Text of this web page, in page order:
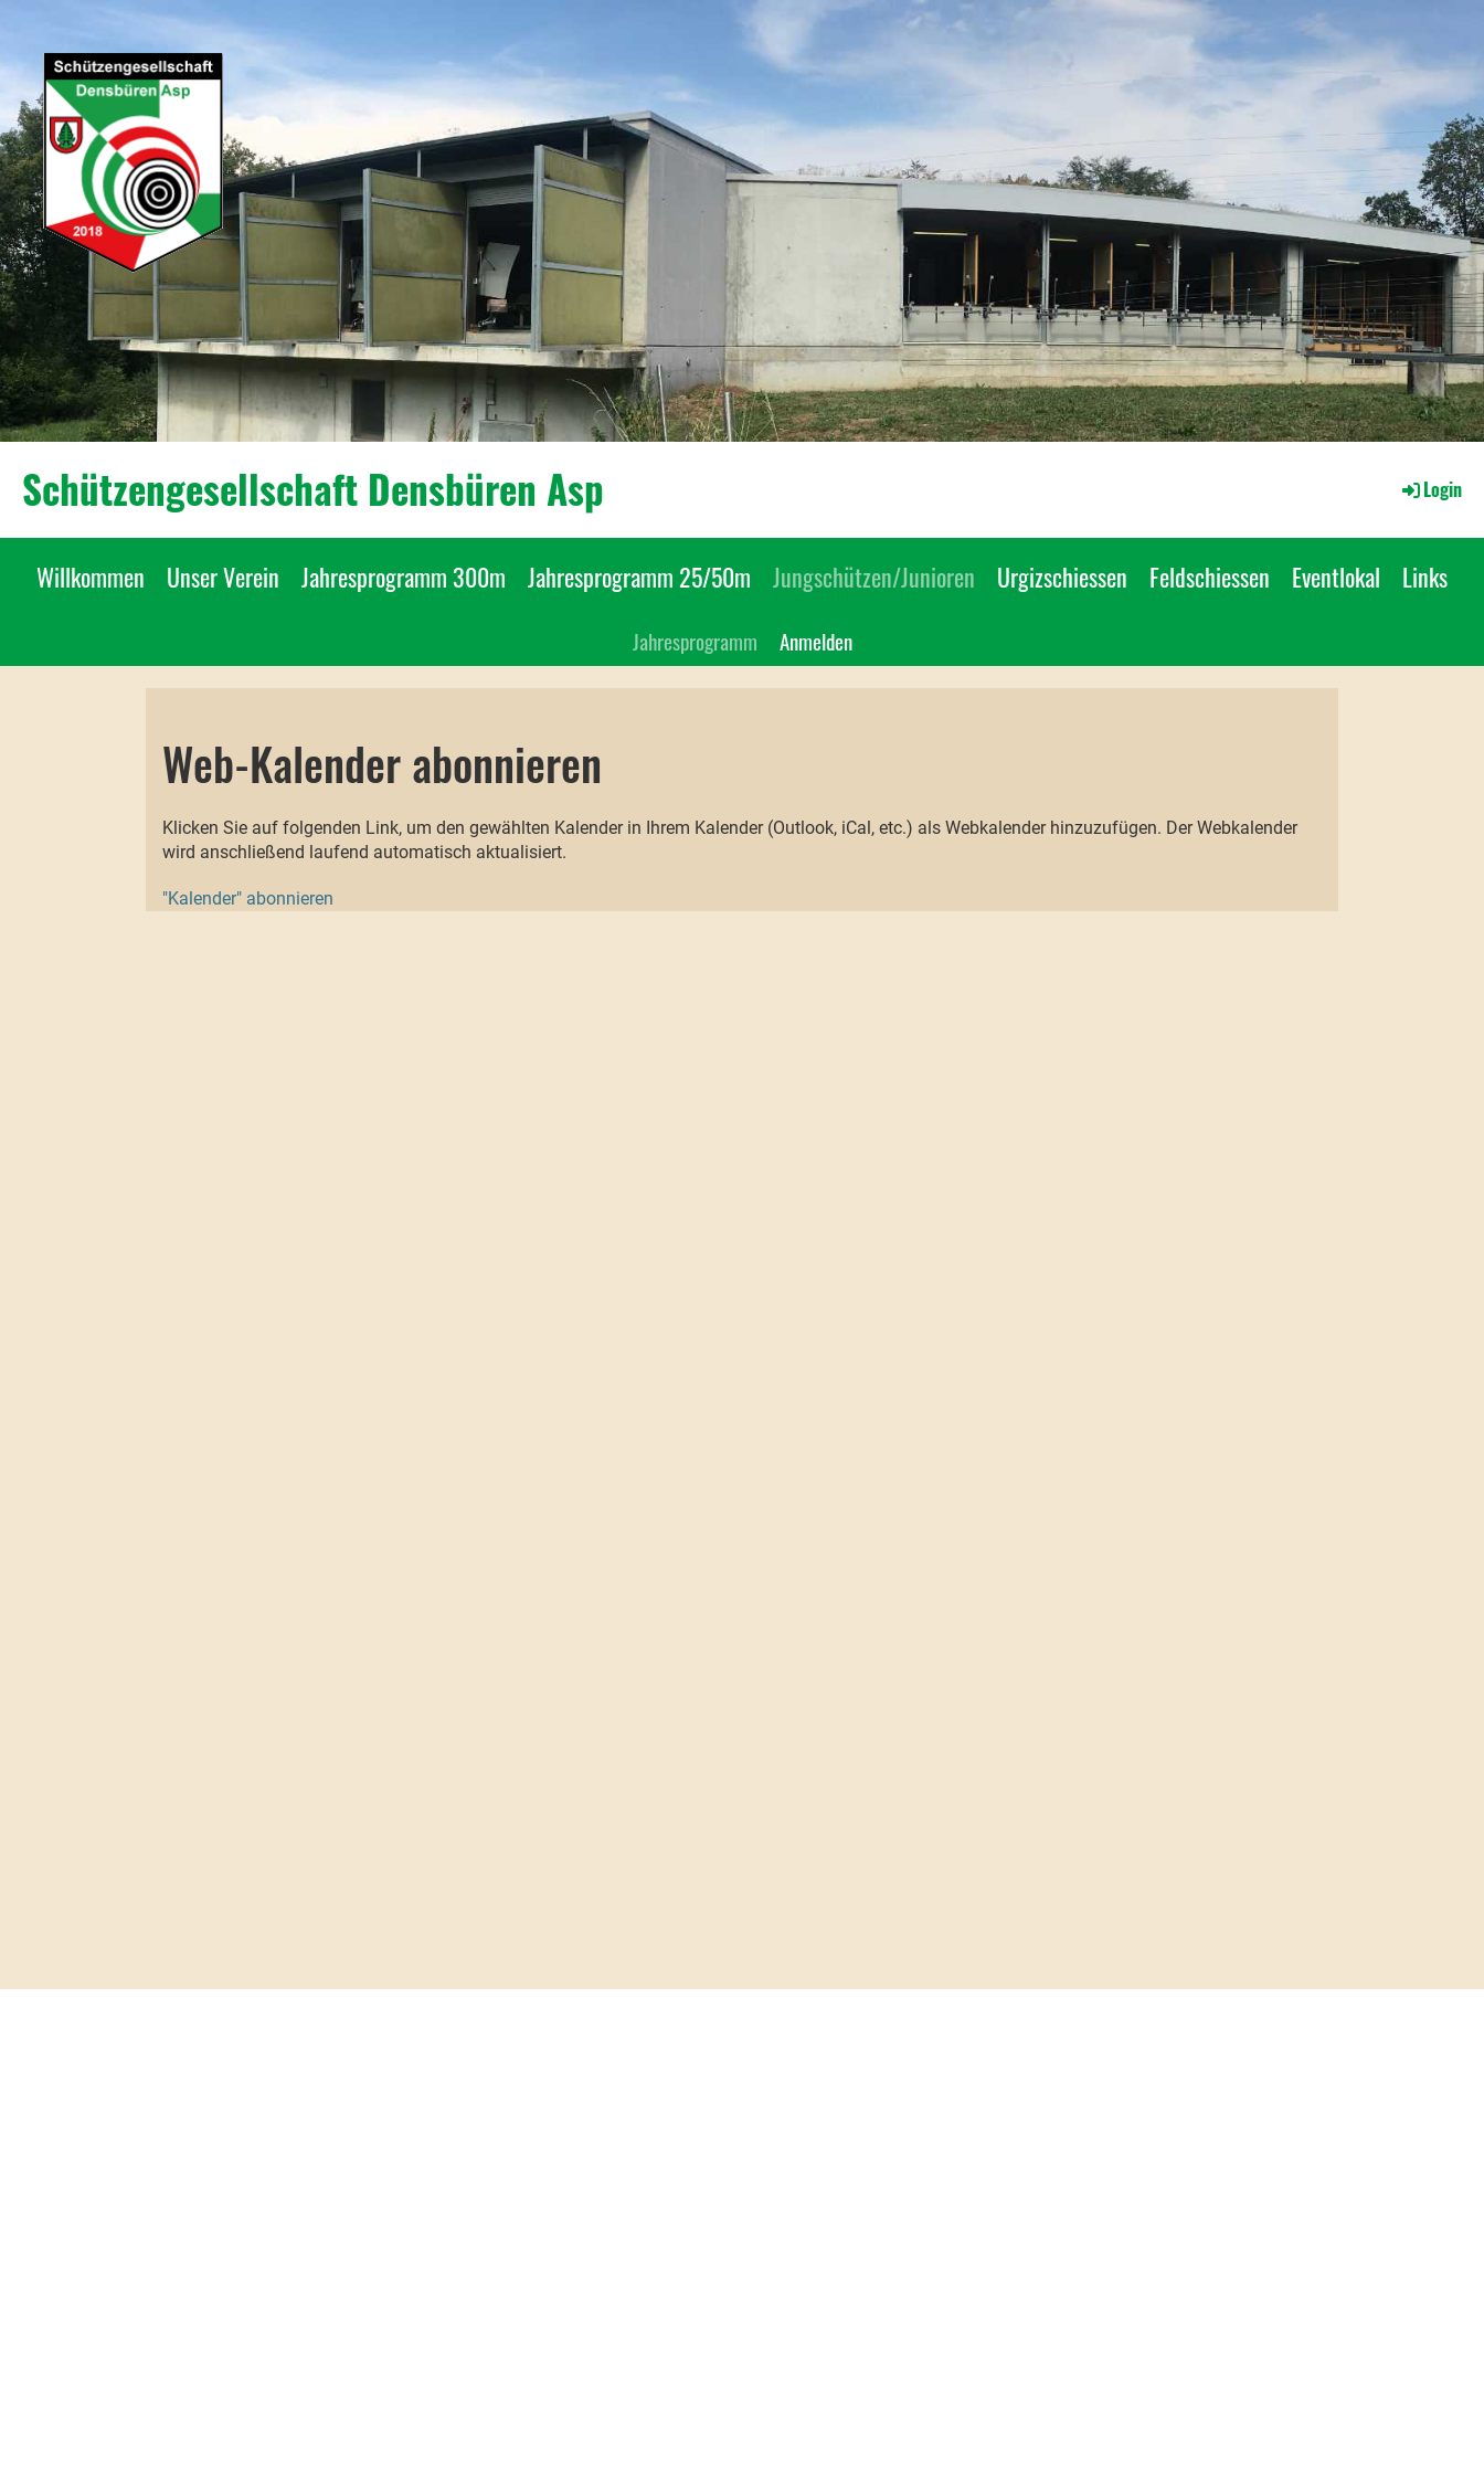
Schützengesellschaft Densbüren Asp Login
Willkommen Unser Verein Jahresprogramm 300m Jahresprogramm 25/50m Jungschützen/Junioren Urgizschiessen Feldschiessen Eventlokal Links
Jahresprogramm Anmelden
Web-Kalender abonnieren
Klicken Sie auf folgenden Link, um den gewählten Kalender in Ihrem Kalender (Outlook, iCal, etc.) als Webkalender hinzuzufügen. Der Webkalender
wird anschließend laufend automatisch aktualisiert.
"Kalender" abonnieren